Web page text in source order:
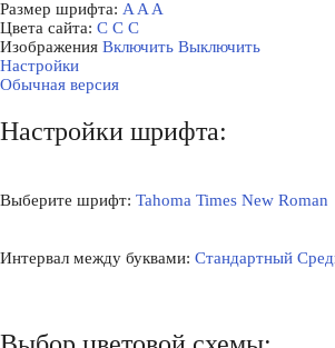
Размер шрифта: A A A
Цвета сайта: С С С
Изображения Включить Выключить
Настройки
Обычная версия
Настройки шрифта:
Выберите шрифт: Tahoma Times New Roman
Интервал между буквами: Стандартный